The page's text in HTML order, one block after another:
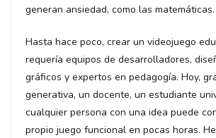
generan ansiedad, como las matemáticas.
Hasta hace poco, crear un videojuego
requería equipos de desarrolladores,
gráficos y expertos en pedagogía. Hoy,
generativa, un docente, un estudiante
cualquier persona con una idea puede
propio juego funcional en pocas horas.